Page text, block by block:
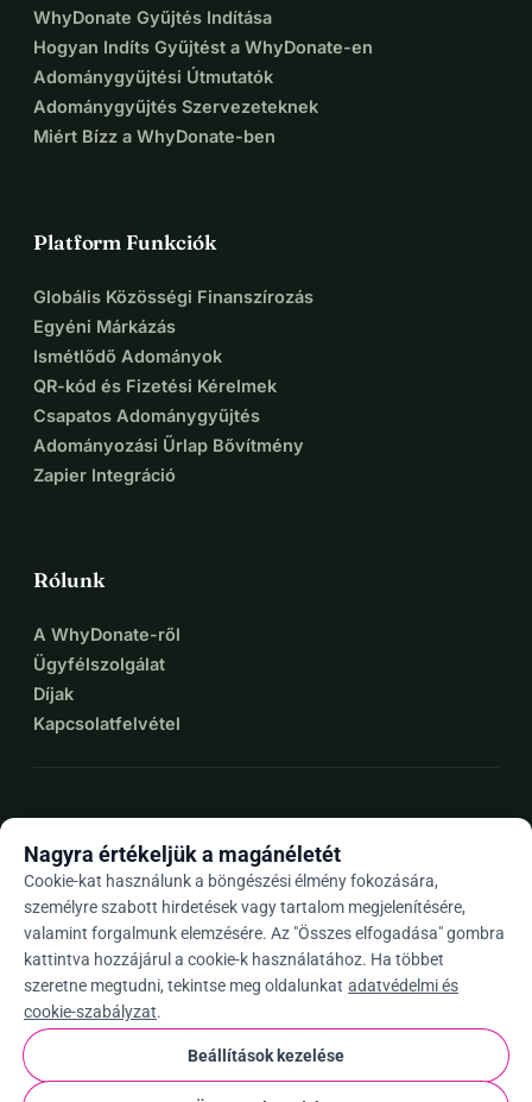
WhyDonate Gyűjtés Indítása
Hogyan Indíts Gyűjtést a WhyDonate-en
Adománygyűjtési Útmutatók
Adománygyűjtés Szervezeteknek
Miért Bízz a WhyDonate-ben
Platform Funkciók
Globális Közösségi Finanszírozás
Egyéni Márkázás
Ismétlődő Adományok
QR-kód és Fizetési Kérelmek
Csapatos Adománygyűjtés
Adományozási Űrlap Bővítmény
Zapier Integráció
Rólunk
A WhyDonate-ről
Ügyfélszolgálat
Díjak
Kapcsolatfelvétel
Huarrow_drop_down
★★★★★4,9 / 5 több mint 500 értékelés alapján
Nagyra értékeljük a magánéletét
Cookie-kat használunk a böngészési élmény fokozására,
személyre szabott hirdetések vagy tartalom megjelenítésére,
valamint forgalmunk elemzésére. Az "Összes elfogadása" gombra
kattintva hozzájárul a cookie-k használatához. Ha többet
szeretne megtudni, tekintse meg oldalunkat adatvédelmi és
cookie-szabályzat.
Beállítások kezelése